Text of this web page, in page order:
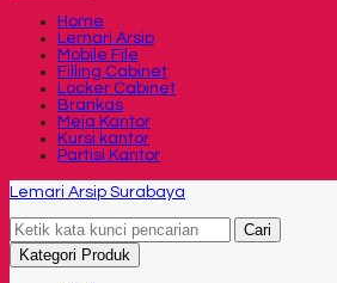
Home
Lemari Arsip
Mobile File
Filling Cabinet
Locker Cabinet
Brankas
Meja Kantor
Kursi kantor
Partisi Kantor
Lemari Arsip Surabaya
Cari
Kategori Produk